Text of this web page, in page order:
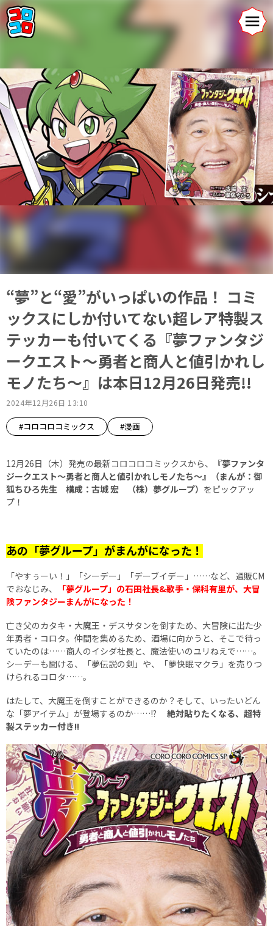
“夢”と“愛”がいっぱいの作品！ コミ
ックスにしか付いてない超レア特製ス
テッカーも付いてくる『夢ファンタジ
ークエスト～勇者と商人と値引かれし
モノたち～』は本日12月26日発売!!
2024年12月26日 13:10
#コロコロコミックス #漫画
12月26日（木）発売の最新コロコロコミックスから、
『夢ファンタ
ジークエスト～勇者と商人と値引かれしモノたち～』（まんが：御
狐ちひろ先生 構成：古城 宏 （株）夢グループ） をピックアッ
プ！
あの「夢グループ」がまんがになった！
「やすぅーい！」「シーデー」「デーブイデー」……など、通販CM
でおなじみ、
「夢グループ」の石田社長&歌手・保科有里が、大冒
険ファンタジーまんがになった！
亡き父のカタキ・大魔王・デスサタンを倒すため、大冒険に出た少
年勇者・コロタ。仲間を集めるため、酒場に向かうと、そこで待っ
ていたのは……商人のイシダ社長と、魔法使いのユリねえで……。
シーデーも聞ける、「夢伝説の剣」や、「夢快眠マクラ」を売りつ
けられるコロタ……。
はたして、大魔王を倒すことができるのか？そして、いったいどん
な「夢アイテム」が登場するのか……!?
絶対貼りたくなる、超特
製ステッカー付き!!